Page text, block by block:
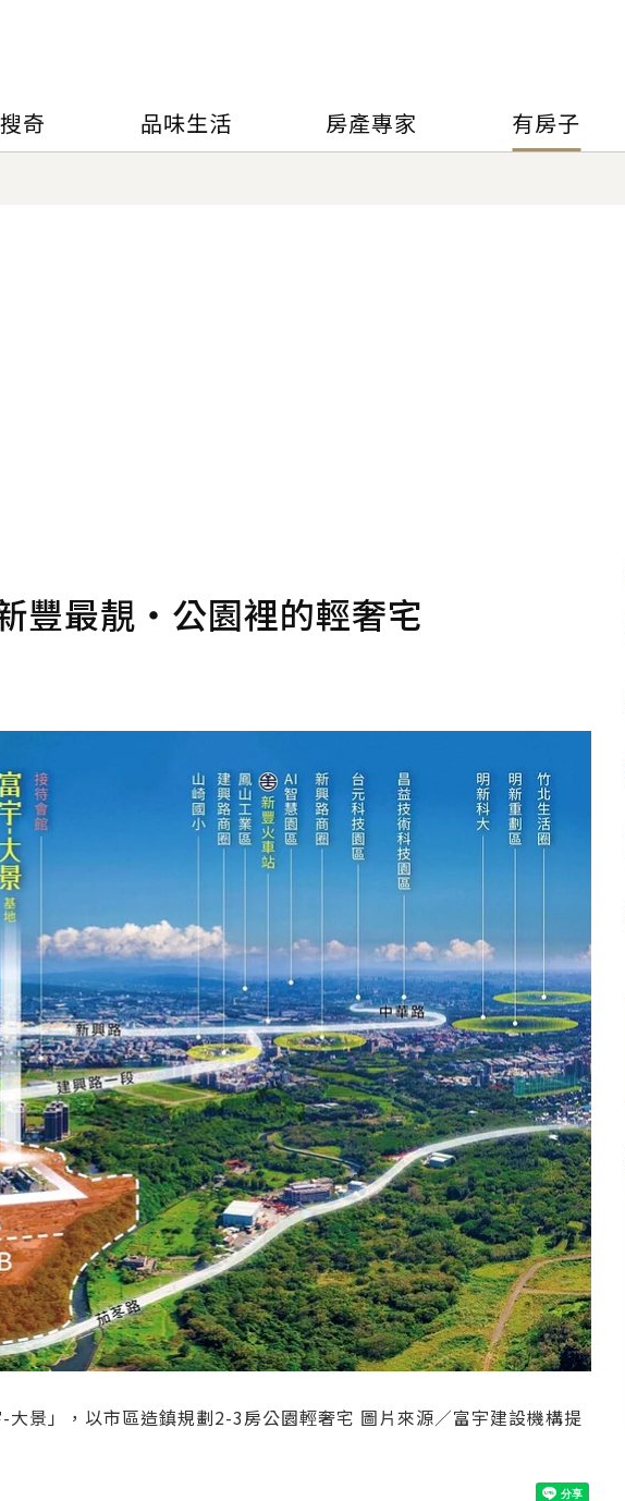
奇 品味生活 房產專家 有房子
豐最靚‧公園裡的輕奢宅
景」，以市區造鎮規劃2-3房公園輕奢宅 圖片來源／富宇建設機構提